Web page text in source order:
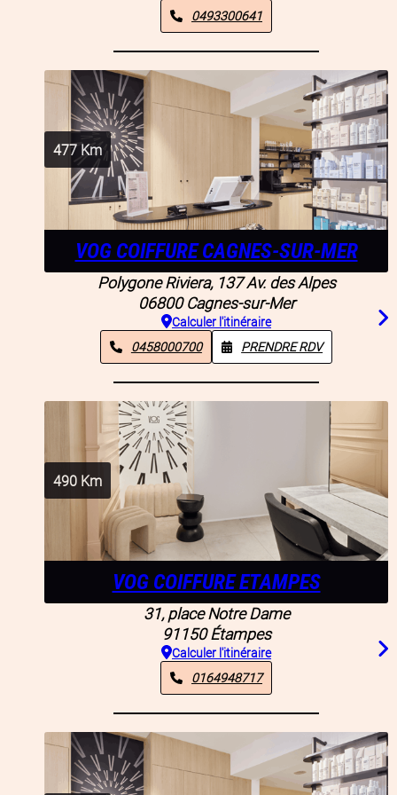
0493300641
477Km
VOG COIFFURE CAGNES-SUR-MER
Polygone Riviera, 137 Av. des Alpes
06800 Cagnes-sur-Mer
Calculer l'itinéraire
0458000700
PRENDRE RDV
490 Km
VOG COIFFURE ETAMPES
31, place Notre Dame
91150 Étampes
Calculer l'itinéraire
0164948717